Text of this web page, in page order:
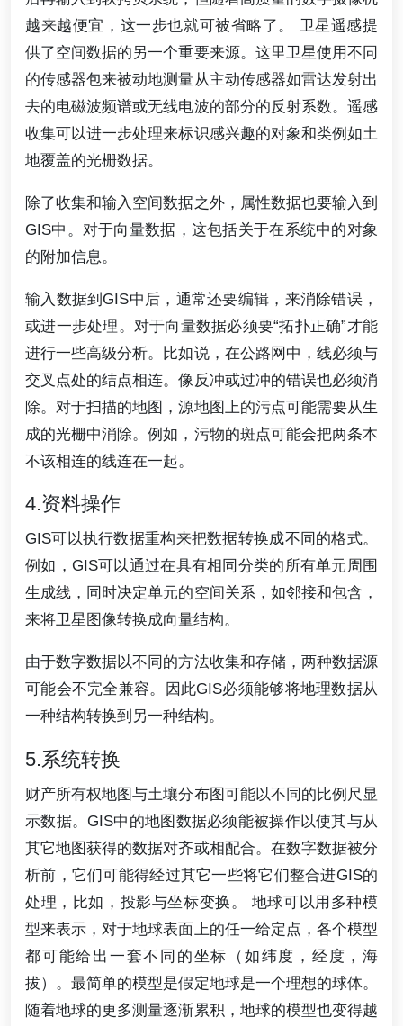
越来越便宜，这一步也就可被省略了。 卫星遥感提
供了空间数据的另一个重要来源。这里卫星使用不同
的传感器包来被动地测量从主动传感器如雷达发射出
去的电磁波频谱或无线电波的部分的反射系数。遥感
收集可以进一步处理来标识感兴趣的对象和类例如土
地覆盖的光栅数据。
除了收集和输入空间数据之外，属性数据也要输入到
GIS中。对于向量数据，这包括关于在系统中的对象
的附加信息。
输入数据到GIS中后，通常还要编辑，来消除错误，
或进一步处理。对于向量数据必须要“拓扑正确”才能
进行一些高级分析。比如说，在公路网中，线必须与
交叉点处的结点相连。像反冲或过冲的错误也必须消
除。对于扫描的地图，源地图上的污点可能需要从生
成的光栅中消除。例如，污物的斑点可能会把两条本
不该相连的线连在一起。
4.资料操作
GIS可以执行数据重构来把数据转换成不同的格式。
例如，GIS可以通过在具有相同分类的所有单元周围
生成线，同时决定单元的空间关系，如邻接和包含，
来将卫星图像转换成向量结构。
由于数字数据以不同的方法收集和存储，两种数据源
可能会不完全兼容。因此GIS必须能够将地理数据从
一种结构转换到另一种结构。
5.系统转换
财产所有权地图与土壤分布图可能以不同的比例尺显
示数据。GIS中的地图数据必须能被操作以使其与从
其它地图获得的数据对齐或相配合。在数字数据被分
析前，它们可能得经过其它一些将它们整合进GIS的
处理，比如，投影与坐标变换。 地球可以用多种模
型来表示，对于地球表面上的任一给定点，各个模型
都可能给出一套不同的坐标（如纬度，经度，海
拔）。最简单的模型是假定地球是一个理想的球体。
随着地球的更多测量逐渐累积，地球的模型也变得越